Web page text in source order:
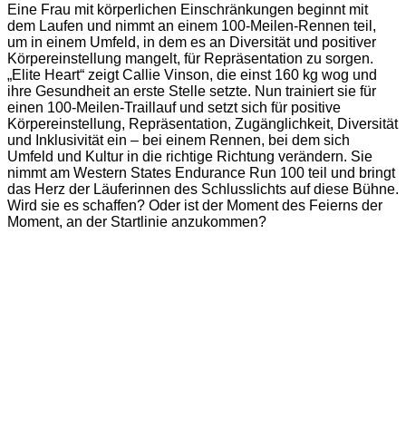
Eine Frau mit körperlichen Einschränkungen beginnt mit
dem Laufen und nimmt an einem 100-Meilen-Rennen teil,
um in einem Umfeld, in dem es an Diversität und positiver
Körpereinstellung mangelt, für Repräsentation zu sorgen.
„Elite Heart“ zeigt Callie Vinson, die einst 160 kg wog und
ihre Gesundheit an erste Stelle setzte. Nun trainiert sie für
einen 100-Meilen-Traillauf und setzt sich für positive
Körpereinstellung, Repräsentation, Zugänglichkeit, Diversität
und Inklusivität ein – bei einem Rennen, bei dem sich
Umfeld und Kultur in die richtige Richtung verändern. Sie
nimmt am Western States Endurance Run 100 teil und bringt
das Herz der Läuferinnen des Schlusslichts auf diese Bühne.
Wird sie es schaffen? Oder ist der Moment des Feierns der
Moment, an der Startlinie anzukommen?